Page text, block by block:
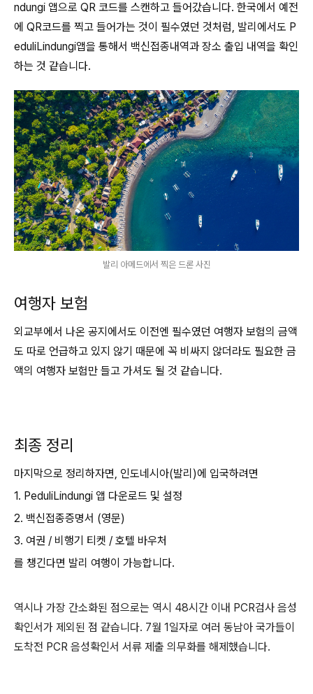
ndungi 앱으로 QR 코드를 스캔하고 들어갔습니다. 한국에서 예전
에 QR코드를 찍고 들어가는 것이 필수였던 것처럼, 발리에서도 P
eduliLindungi앱을 통해서 백신접종내역과 장소 출입 내역을 확인
하는 것 같습니다.
발리 아메드에서 찍은 드론 사진
여행자 보험
외교부에서 나온 공지에서도 이전엔 필수였던 여행자 보험의 금액
도 따로 언급하고 있지 않기 때문에 꼭 비싸지 않더라도 필요한 금
액의 여행자 보험만 들고 가셔도 될 것 같습니다.
최종 정리
마지막으로 정리하자면, 인도네시아(발리)에 입국하려면
1. PeduliLindungi 앱 다운로드 및 설정
2. 백신접종증명서 (영문)
3. 여권 / 비행기 티켓 / 호텔 바우처
를 챙긴다면 발리 여행이 가능합니다.
역시나 가장 간소화된 점으로는 역시 48시간 이내 PCR검사 음성
확인서가 제외된 점 같습니다. 7월 1일자로 여러 동남아 국가들이
도착전 PCR 음성확인서 서류 제출 의무화를 해제했습니다.